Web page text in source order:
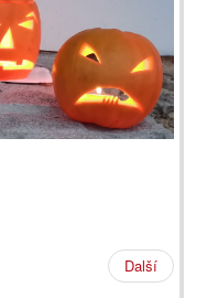
Další